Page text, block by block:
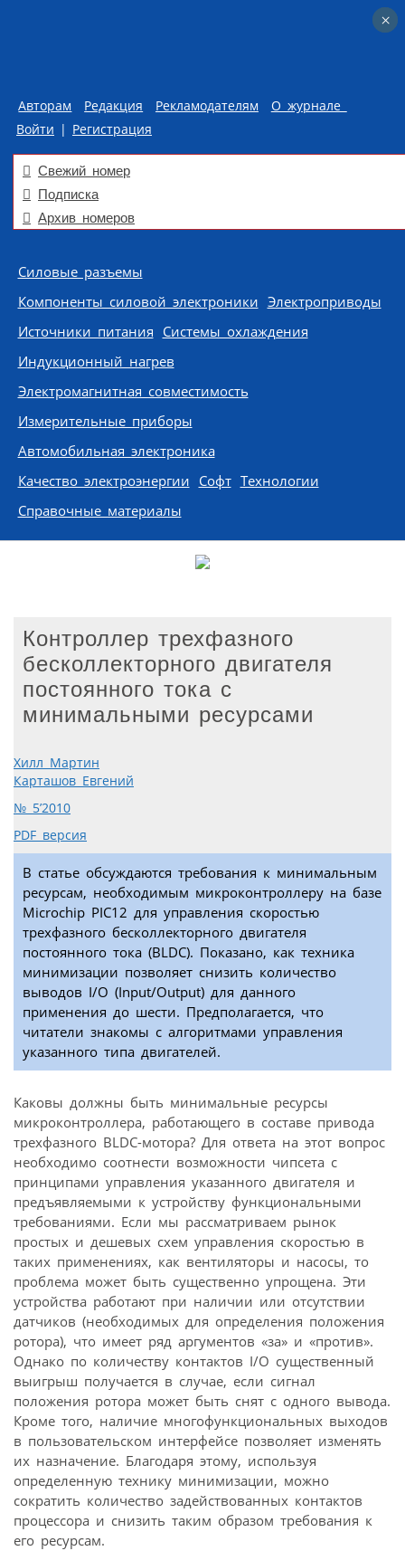
Авторам Редакция Рекламодателям
О журнале
Войти | Регистрация
Свежий номер
Подписка
Архив номеров
Skip to content
Силовые разъемы
Компоненты силовой электроники Электроприводы
Источники питания Системы охлаждения
Индукционный нагрев
Электромагнитная совместимость
Измерительные приборы
Автомобильная электроника
Качество электроэнергии Софт Технологии
Справочные материалы
Контроллер трехфазного
бесколлекторного двигателя
постоянного тока с
минимальными ресурсами
Хилл Мартин
Карташов Евгений
№ 5’2010
PDF версия
В статье обсуждаются требования к минимальным
ресурсам, необходимым микроконтроллеру на базе
Microchip PIC12 для управления скоростью
трехфазного бесколлекторного двигателя
постоянного тока (BLDC). Показано, как техника
минимизации позволяет снизить количество
выводов I/O (Input/Output) для данного
применения до шести. Предполагается, что
читатели знакомы с алгоритмами управления
указанного типа двигателей.
Каковы должны быть минимальные ресурсы
микроконтроллера, работающего в составе привода
трехфазного BLDC-мотора? Для ответа на этот вопрос
необходимо соотнести возможности чипсета с
принципами управления указанного двигателя и
предъявляемыми к устройству функциональными
требованиями. Если мы рассматриваем рынок
простых и дешевых схем управления скоростью в
таких применениях, как вентиляторы и насосы, то
проблема может быть существенно упрощена. Эти
устройства работают при наличии или отсутствии
датчиков (необходимых для определения положения
ротора), что имеет ряд аргументов «за» и «против».
Однако по количеству контактов I/O существенный
выигрыш получается в случае, если сигнал
положения ротора может быть снят с одного вывода.
Кроме того, наличие многофункциональных выходов
в пользовательском интерфейсе позволяет изменять
их назначение. Благодаря этому, используя
определенную технику минимизации, можно
сократить количество задействованных контактов
процессора и снизить таким образом требования к
его ресурсам.
×
×